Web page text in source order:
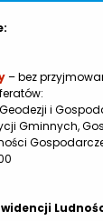
– bez
i
Gminnych,